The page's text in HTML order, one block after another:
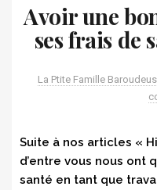
Avoir une
ses frais de
La Ptite Famille
Suite à nos articles «
d’entre vous nous ont
santé en tant que